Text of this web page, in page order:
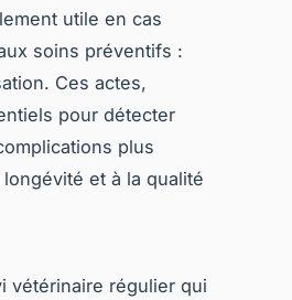
utile en cas
soins préventifs :
Ces actes,
pour détecter
plus
et à la qualité
vétérinaire régulier qui